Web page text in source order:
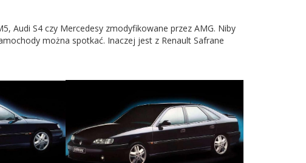
Audi S4 czy Mercedesy zmodyfikowane przez AMG. Niby
można spotkać. Inaczej jest z Renault Safrane